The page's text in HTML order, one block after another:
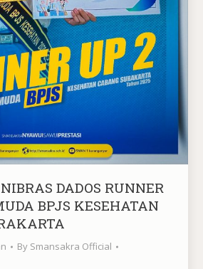
DADOS RUNNER
BPJS KESEHATAN
By Smansakra Official